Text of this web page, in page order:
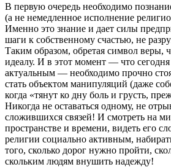
В первую очередь необходимо
(а не немедленное исполнение
Именно это знание и дает силы
шаги к собственному счастью, не
Таким образом, обретая символ веры,
идеалу. И в этот момент — что сегодня
актуальным — необходимо прочно
стать объектом манипуляций (даже
когда «тянут ко дну боль и грусть,
Никогда не оставаться одному, не
сложившихся связей! И смотреть на
пространстве и времени, видеть его
религии социально активным,
того, сколько дорог нужно пройти,
скольким людям внушить надежду!